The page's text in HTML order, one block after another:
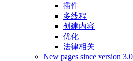
插件
多线程
创建内容
优化
法律相关
New pages since version 3.0